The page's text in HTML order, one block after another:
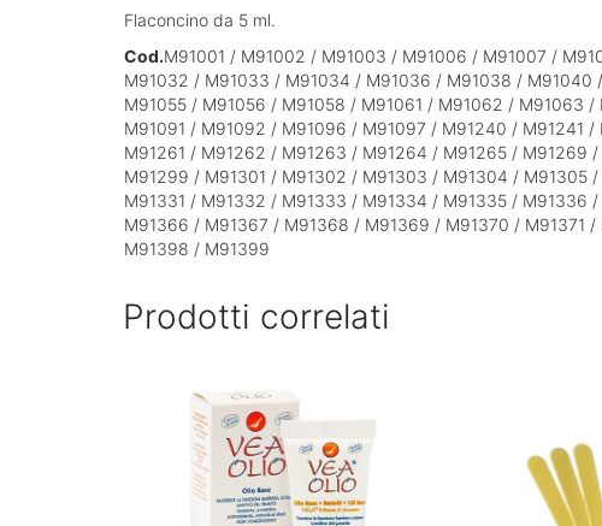
Flaconcino da 5 ml.
Cod.M91001 / M91002 / M91003 / M91006 / M91007 /
M91032 / M91033 / M91034 / M91036 / M91038 /
M91055 / M91056 / M91058 / M91061 / M91062 / M91063
M91091 / M91092 / M91096 / M91097 / M91240 / M91241
M91261 / M91262 / M91263 / M91264 / M91265 /
M91299 / M91301 / M91302 / M91303 / M91304 /
M91331 / M91332 / M91333 / M91334 / M91335 /
M91366 / M91367 / M91368 / M91369 / M91370 /
M91398 / M91399
Prodotti correlati